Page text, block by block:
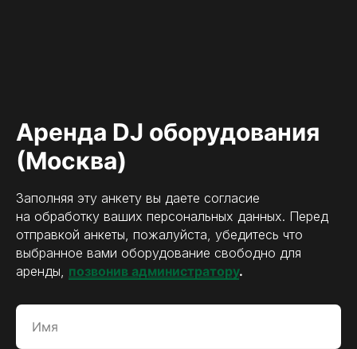
Аренда DJ оборудования
(Москва)
Заполняя эту анкету вы даете согласие
на обработку ваших персональных данных. Перед
отправкой анкеты, пожалуйста, убедитесь что
выбранное вами оборудование свободно для
аренды, позвонив администратору.